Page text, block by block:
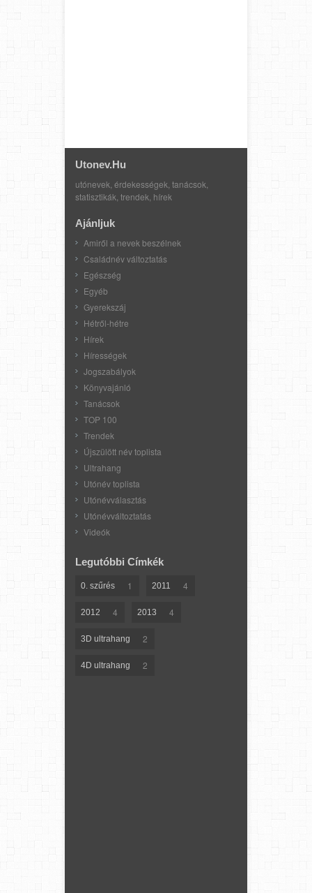
Utonev.hu
utónevek, érdekességek, tanácsok,
statisztikák, trendek, hírek
Ajánljuk
Amiről a nevek beszélnek
Családnév változtatás
Egészség
Egyéb
Gyerekszáj
Hétről-hétre
Hírek
Hírességek
Jogszabályok
Könyvajánló
Tanácsok
TOP 100
Trendek
Újszülött név toplista
Ultrahang
Utónév toplista
Utónévválasztás
Utónévváltoztatás
Videók
Legutóbbi Címkék
0. szűrés 1 2011 4
2012 4 2013 4
3D ultrahang 2
4D ultrahang 2